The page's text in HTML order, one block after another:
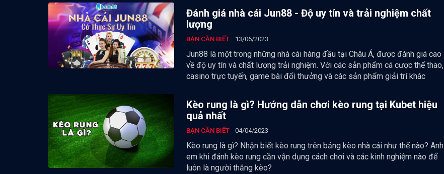
Đánh giá nhà cái Jun88 - Độ uy tín và trải nghiệm chất
lượng
BẠN CẦN BIẾT 13/06/2023
Jun88 là một trong những nhà cái hàng đầu tại Châu Á, được đánh giá cao
về độ uy tín và chất lượng trải nghiệm. Với các sản phẩm cá cược thể thao,
casino trực tuyến, game bài đổi thưởng và các sản phẩm giải trí khác
Kèo rung là gì? Hướng dẫn chơi kèo rung tại Kubet hiệu
quả nhất
BẠN CẦN BIẾT 04/04/2023
Kèo rung là gì? Nhận biết kèo rung trên bảng kèo nhà cái như thế nào? Anh
em khi đánh kèo rung cần vận dụng cách chơi và các kinh nghiệm nào để
luôn là người thắng kèo?